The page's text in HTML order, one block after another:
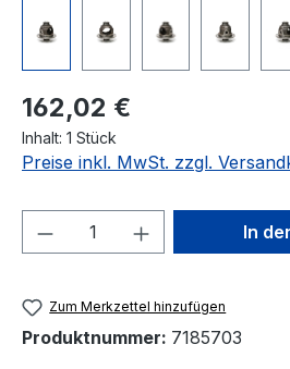
Regulärer Preis:
162,02 €
Inhalt: 1 Stück
Preise inkl. MwSt. zzgl.
Produkt Anzahl: Gib
In
Zum Merkzettel hinzufügen
Produktnummer: 7185703